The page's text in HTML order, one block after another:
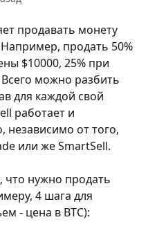
продавать монету
продать 50%
$10000, 25% при
можно разбить
для каждой свой
работает и
независимо от того,
или же SmartSell.
что нужно продать
4 шага для
- цена в BTC):